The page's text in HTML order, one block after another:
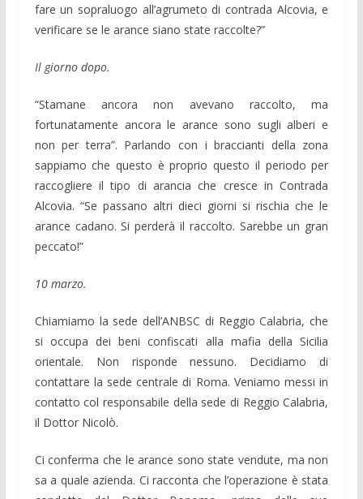
fare un sopraluogo all’agrumeto di contrada Alcovia, e
verificare se le arance siano state raccolte?”
Il giorno dopo.
“Stamane ancora non avevano raccolto, ma
fortunatamente ancora le arance sono sugli alberi e
non per terra”. Parlando con i braccianti della zona
sappiamo che questo è proprio questo il periodo per
raccogliere il tipo di arancia che cresce in Contrada
Alcovia. “Se passano altri dieci giorni si rischia che le
arance cadano. Si perderà il raccolto. Sarebbe un gran
peccato!”
10 marzo.
Chiamiamo la sede dell’ANBSC di Reggio Calabria, che
si occupa dei beni confiscati alla mafia della Sicilia
orientale. Non risponde nessuno. Decidiamo di
contattare la sede centrale di Roma. Veniamo messi in
contatto col responsabile della sede di Reggio Calabria,
il Dottor Nicolò.
Ci conferma che le arance sono state vendute, ma non
sa a quale azienda. Ci racconta che l’operazione è stata